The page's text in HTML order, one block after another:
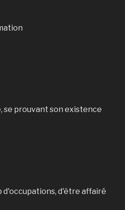
se prouvant son existence
d'occupations, d'être affairé